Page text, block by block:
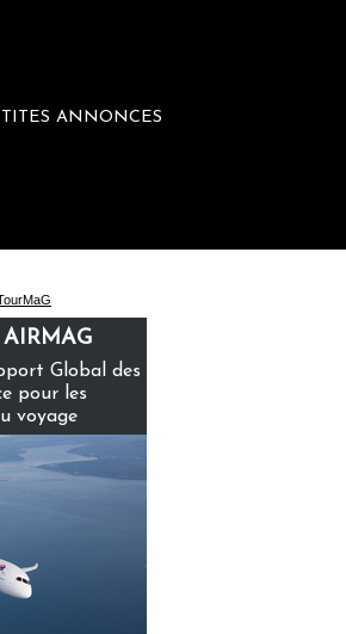
ANNONCES
Global des
pour les
voyage